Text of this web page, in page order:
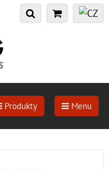
Produkty Menu